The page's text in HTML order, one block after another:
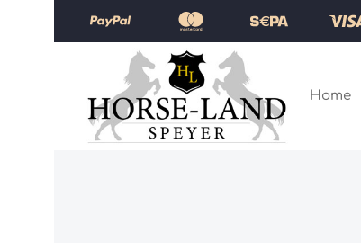
Zum Hauptinhalt springen
Zur Hauptnavigation springen
Home